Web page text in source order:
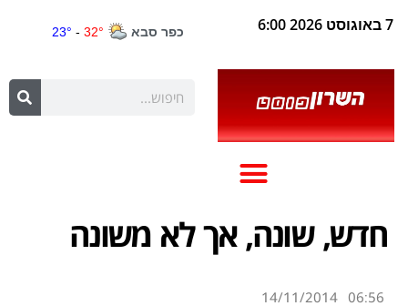
7 באוגוסט 2026 6:00
חדש, שונה, אך לא משונה
06:56
14/11/2014